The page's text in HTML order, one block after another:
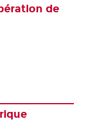
de